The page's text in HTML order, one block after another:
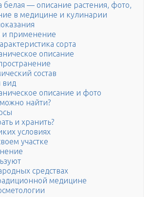
белая — описание растения, фото,
в медицине и кулинарии
и применение
сорта
описание
состав
описание и фото
найти?
и хранить?
условиях
участке
средствах
медицине